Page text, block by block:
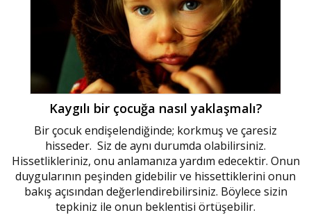
Kaygılı bir çocuğa nasıl yaklaşmalı?
Bir çocuk endişelendiğinde; korkmuş ve çaresiz
hisseder. Siz de aynı durumda olabilirsiniz.
Hissetlikleriniz, onu anlamanıza yardım edecektir. Onun
duygularının peşinden gidebilir ve hissettiklerini onun
bakış açısından değerlendirebilirsiniz. Böylece sizin
tepkiniz ile onun beklentisi örtüşebilir.